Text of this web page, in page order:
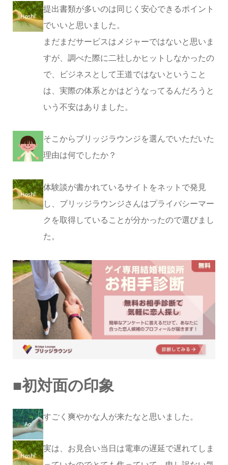
提出書類が多いのは同じく安心できるポイント
でいいと思いました。
まだまだサービスはメジャーではないと思いま
すが、調べた際に二社しかヒットしなかったの
で、ビジネスとして王道ではないということ
は、実際の体系とかはどうなってるんだろうと
いう不安はありました。
そこからブリッジラウンジを選んでいただいた
理由は何でしたか？
体験談が書かれているサイトをネットで発見
し、ブリッジラウンジさんはプライバシーマー
クを取得していることが分かったので選びまし
た。
■初対面の印象
すごく爽やかな人が来たなと思いました。
実は、お見合い当日は電車の遅延で遅れてしま